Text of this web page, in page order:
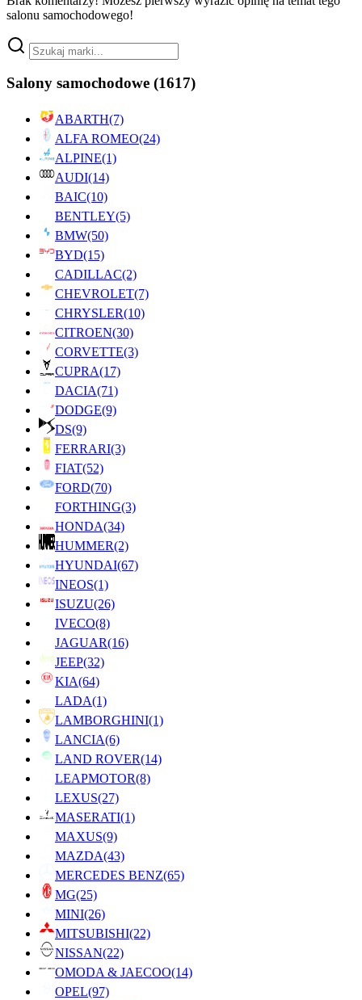
salonu samochodowego!
Salony samochodowe (1617)
ABARTH(7)
ALFA ROMEO(24)
ALPINE(1)
AUDI(14)
BAIC(10)
BENTLEY(5)
BMW(50)
BYD(15)
CADILLAC(2)
CHEVROLET(7)
CHRYSLER(10)
CITROEN(30)
CORVETTE(3)
CUPRA(17)
DACIA(71)
DODGE(9)
DS(9)
FERRARI(3)
FIAT(52)
FORD(70)
FORTHING(3)
HONDA(34)
HUMMER(2)
HYUNDAI(67)
INEOS(1)
ISUZU(26)
IVECO(8)
JAGUAR(16)
JEEP(32)
KIA(64)
LADA(1)
LAMBORGHINI(1)
LANCIA(6)
LAND ROVER(14)
LEAPMOTOR(8)
LEXUS(27)
MASERATI(1)
MAXUS(9)
MAZDA(43)
MERCEDES BENZ(65)
MG(25)
MINI(26)
MITSUBISHI(22)
NISSAN(22)
OMODA & JAECOO(14)
OPEL(97)